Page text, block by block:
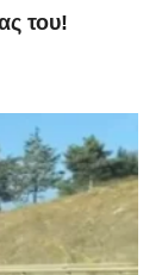
του!